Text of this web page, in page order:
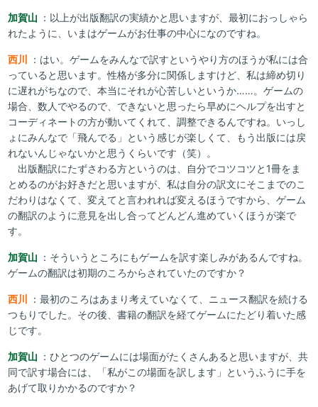
加賀山 ：以上が出版翻訳の実績かと思いますが、最初におっしゃら
れたように、いまはゲームがお仕事の中心になのですね。
西川
：はい。ゲームをみんなで訳すというやり方のほうが私には合
っていると思います。性格が多分に関係しますけど、私は締め切り
に遅れがちなので、本当にそれが心苦しいというか……。ゲームの
場合、数人でやるので、できないと思ったら早めにヘルプを出すと
コーディネートの方が動いてくれて、調整できるんですね。いっし
ょにみんなで「飛んでる」という感じが楽しくて、もう出版には戻
れないんじゃないかと思うくらいです（笑）。
出版翻訳にたずさわる方というのは、自分でコツコツと1冊をま
とめるのがお好きだと思いますが、私は自分の訳文にそこまでのこ
だわりはなくて、変えてと言われれば変えるほうですから、ゲーム
の翻訳のように意見を出し合ってどんどん進めていくほうが楽で
す。
加賀山 ：そういうところにもゲームを訳す楽しみがあるんですね。
ゲームの翻訳は初期のころからされていたのですか？
西川
：最初のころはあまり考えていなくて、ニュース翻訳を続ける
つもりでした。その後、書籍の翻訳を経てゲームにたどり着いた感
じです。
加賀山 ：ひとつのゲームには場面がたくさんあると思いますが、共
同で訳す場合には、「私がこの場面を訳します」というふうに手を
あげて取りかかるのですか？